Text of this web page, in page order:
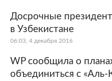
Досрочные
в Узбекистане
06:03, 4 декабря 2016
WP сообщила о
объединиться с «Аль-